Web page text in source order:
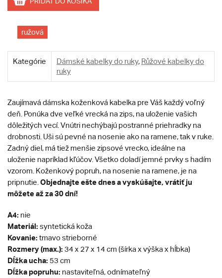
ružová
Kategórie Dámské kabelky do ruky, Růžové kabelky do
ruky
Zaujímavá dámska koženková kabelka pre Váš každý voľný
deň. Ponúka dve veľké vrecká na zips, na uloženie vašich
dôležitých vecí. Vnútri nechýbajú postranné priehradky na
drobnosti. Uši sú pevné na nosenie ako na ramene, tak v ruke.
Zadný diel, má tiež menšie zipsové vrecko, ideálne na
uloženie napríklad kľúčov. Všetko doladí jemné prvky s hadím
vzorom. Koženkový popruh, na nosenie na ramene, je na
pripnutie. Objednajte ešte dnes a vyskúšajte, vrátiť ju
môžete až za 30 dní!
A4: nie
Materiál: syntetická koža
Kovanie: tmavo strieborné
Rozmery (max.): 34 x 27 x 14 cm (šírka x výška x hĺbka)
Dĺžka ucha: 53 cm
Dĺžka popruhu: nastaviteľná, odnímateľný